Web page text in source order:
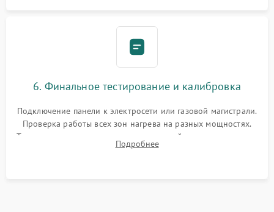
6. Финальное тестирование и калибровка
Подключение панели к электросети или газовой магистрали.
Проверка работы всех зон нагрева на разных мощностях.
Тестирование сенсорного управления, таймера, индикаторов
остаточного тепла и систем защиты от перегрева.
Подробнее